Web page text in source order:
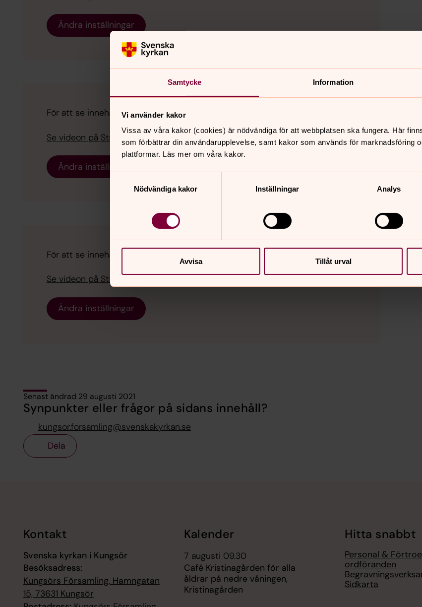
Samtycke Information
Vi använder kakor
Vissa av våra kakor (cookies) är nödvändiga för att webbplatsen ska fungera. Här
som förbättrar din användarupplevelse, samt kakor som används för marknadsföring
plattformar. Läs mer om våra kakor.
Samtyckesval
Nödvändiga kakor
Inställningar Analys
Avvisa Tillåt urval
Ändra inställningar
För att se innehållet behöver du acceptera kakor för inställningar.
Se videon på Streamio i stället.
Ändra inställningar
För att se innehållet behöver du acceptera kakor för inställningar.
Se videon på Streamio i stället.
Ändra inställningar
Senast ändrad 29 augusti 2021
Synpunkter eller frågor på sidans innehåll?
kungsor.forsamling@svenskakyrkan.se
Dela
Kontakt
Svenska kyrkan i Kungsör
Besöksadress:
Kungsörs Församling, Hamngatan
15, 73631 Kungsör
Kalender
7 augusti 09.30
Café Kristinagården för alla
åldrar på nedre våningen,
Kristinagården
Hitta snabbt
Personal &
ordföranden
Sidkarta